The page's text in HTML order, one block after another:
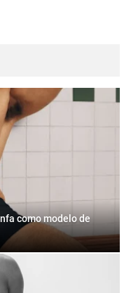
como modelo de